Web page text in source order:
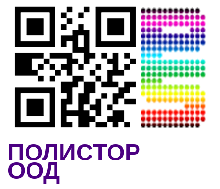
Skip to main content
ПОЛИСТОР
ООД